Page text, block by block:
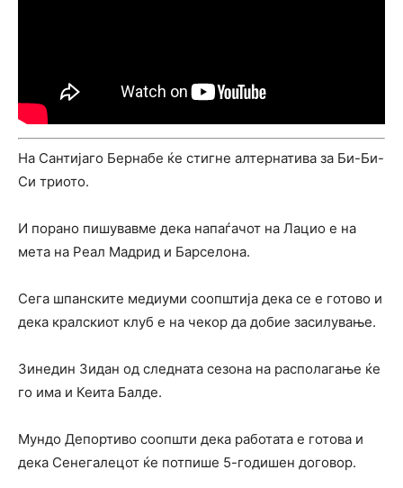
На Сантијаго Бернабе ќе стигне алтернатива за Би-Би-
Си триото.
И порано пишувавме дека напаѓачот на Лацио е на
мета на Реал Мадрид и Барселона.
Сега шпанските медиуми соопштија дека се е готово и
дека кралскиот клуб е на чекор да добие засилување.
Зинедин Зидан од следната сезона на располагање ќе
го има и Кеита Балде.
Мундо Депортиво соопшти дека работата е готова и
дека Сенегалецот ќе потпише 5-годишен договор.